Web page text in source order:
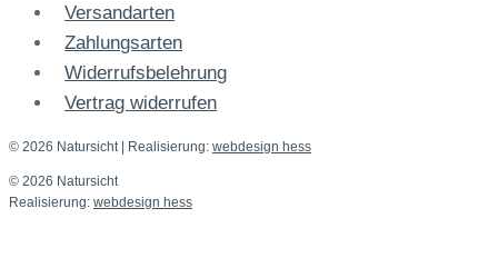
Versandarten
Zahlungsarten
Widerrufsbelehrung
Vertrag widerrufen
© 2026 Natursicht | Realisierung: webdesign hess
© 2026 Natursicht
Realisierung: webdesign hess